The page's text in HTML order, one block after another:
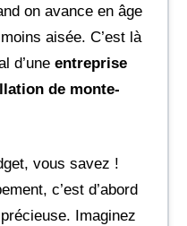
on avance en âge
aisée. C’est là
d’une entreprise
de monte-
vous savez !
c’est d’abord
Imaginez